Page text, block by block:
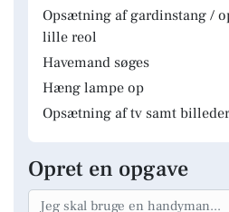
Opsætning af gardinstang /
lille reol
Havemand søges
Hæng lampe op
Opsætning af tv samt billeder
Opret en opgave